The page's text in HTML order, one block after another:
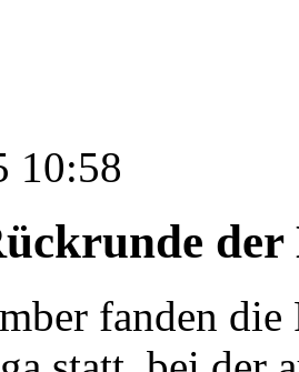
10:58
der
fanden